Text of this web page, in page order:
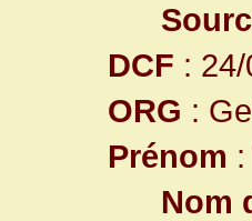
DCF :
ORG :
Prénom
Nom